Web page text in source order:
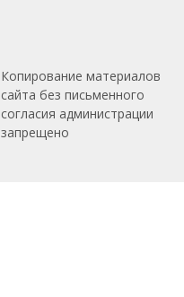
Копирование материалов
сайта без письменного
согласия администрации
запрещено